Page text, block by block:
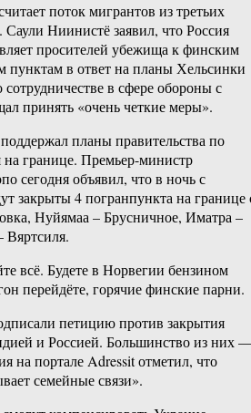
поток мигрантов из третьих
Ниинистё заявил, что Россия
просителей убежища к финским
пунктам в ответ на планы Хельсинки
в сфере обороны с
принять «очень четкие меры».
планы правительства по
границе. Премьер-министр
сегодня объявил, что в ночь с
закрыты 4 погранпункта на границе
Нуйямаа – Брусничное, Иматра –
Вяртсиля.
всё. Будете в Норвегии бензином
перейдёте, горячие финские парни.
петицию против закрытия
и Россией. Большинство из них
на портале Adressit отметил, что
семейные связи».